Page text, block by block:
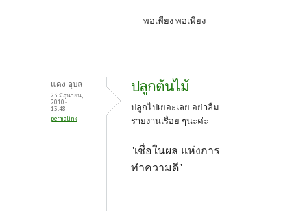
พอเพียง พอเพียง
แดง อุบล
23 มิถุนายน,
2010 -
13:48
permalink
ปลูกต้นไม้
ปลูกไปเยอะเลย อย่าลืม
รายงานเรื่อย ๆนะค่ะ
"เชื่อในผล แห่งการ
ทำความดี"